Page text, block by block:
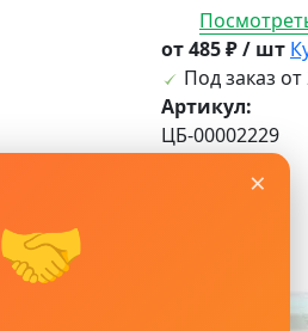
от 485 ₽ / шт
Под заказ от
Артикул:
ЦБ-00002229
×
🤝